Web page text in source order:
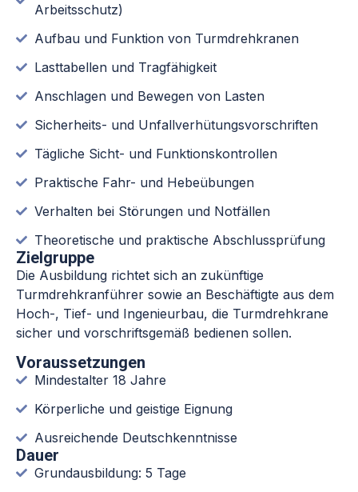
Arbeitsschutz)
Aufbau und Funktion von Turmdrehkranen
Lasttabellen und Tragfähigkeit
Anschlagen und Bewegen von Lasten
Sicherheits- und Unfallverhütungsvorschriften
Tägliche Sicht- und Funktionskontrollen
Praktische Fahr- und Hebeübungen
Verhalten bei Störungen und Notfällen
Theoretische und praktische Abschlussprüfung
Zielgruppe
Die Ausbildung richtet sich an zukünftige
Turmdrehkranführer sowie an Beschäftigte aus dem
Hoch-, Tief- und Ingenieurbau, die Turmdrehkrane
sicher und vorschriftsgemäß bedienen sollen.
Voraussetzungen
Mindestalter 18 Jahre
Körperliche und geistige Eignung
Ausreichende Deutschkenntnisse
Dauer
Grundausbildung: 5 Tage